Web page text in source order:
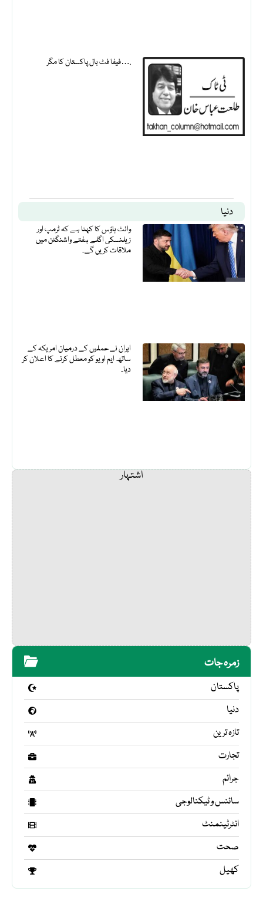
فیفا فٹ بال پاکستان کا مگر….
دنیا
وائٹ ہاؤس کا کہنا ہے کہ ٹرمپ اور
زیلنسکی اگلے ہفتے واشنگٹن میں
ملاقات کریں گے۔
ایران نے حملوں کے درمیان امریکہ کے
ساتھ ایم او یو کو معطل کرنے کا اعلان کر
دیا۔
اشتہار
زمرہ جات
پاکستان
دنیا
تازہ ترین
تجارت
جرائم
سائنس و ٹیکنالوجی
انٹرٹینمنٹ
صحت
کھیل